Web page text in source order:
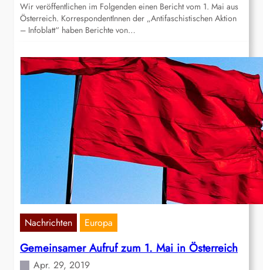
Wir veröffentlichen im Folgenden einen Bericht vom 1. Mai aus
Österreich. KorrespondentInnen der „Antifaschistischen Aktion
– Infoblatt“ haben Berichte von…
Nachrichten Europa
Gemeinsamer Aufruf zum 1. Mai in Österreich
Apr. 29, 2019